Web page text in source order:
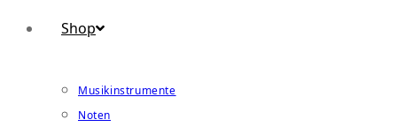
Shop
Musikinstrumente
Noten